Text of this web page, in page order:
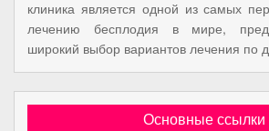
клиника является одной из самых
лечению бесплодия в мире,
широкий выбор вариантов лечения по
Основные ссылки